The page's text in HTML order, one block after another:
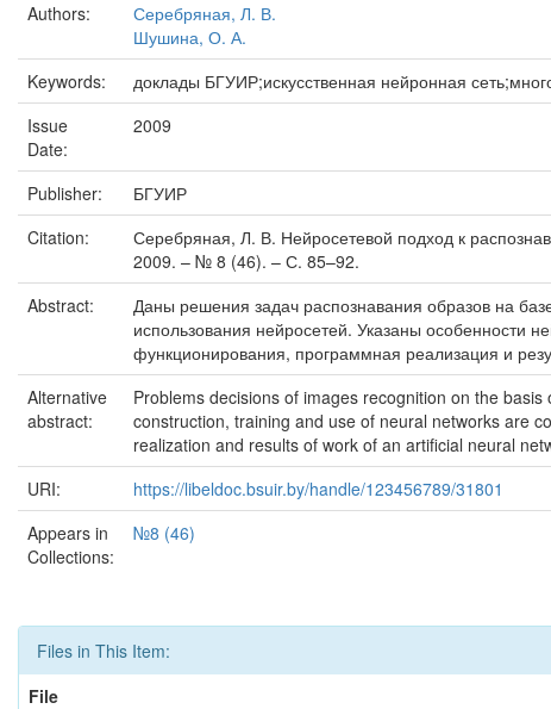
Authors:
Серебряная, Л. В.
Шушина, О. А.
Keywords:
доклады БГУИР;искусственная нейронная
Issue
Date:
2009
Publisher:
БГУИР
Citation:
Серебряная, Л. В. Нейросетевой подход к
2009. – № 8 (46). – С. 85–92.
Abstract:
Даны решения задач распознавания образов на
использования нейросетей. Указаны особенности
функционирования, программная реализация и
Alternative
abstract:
Problems decisions of images recognition on the
construction, training and use of neural networks are
realization and results of work of an artificial neural
URI:
https://libeldoc.bsuir.by/handle/123456789/31801
Appears in
Collections:
№8 (46)
Files in This Item:
File